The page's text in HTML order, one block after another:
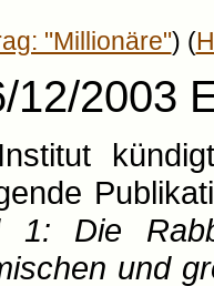
"Millionäre") (
12/2003
1: Die
und